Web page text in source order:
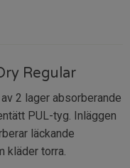
Regular
2 lager absorberande
PUL-tyg. Inläggen
läckande
kläder torra.